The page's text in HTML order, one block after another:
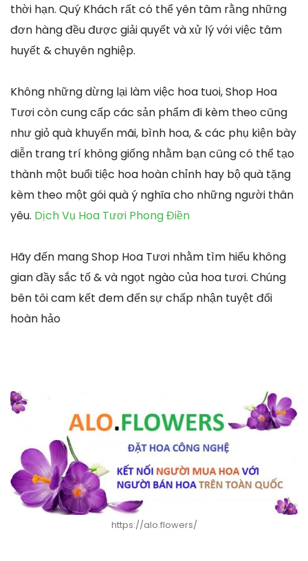
thời hạn. Quý Khách rất có thể yên tâm rằng những
đơn hàng đều được giải quyết và xử lý với việc tâm
huyết & chuyên nghiệp.
Không những dừng lại làm việc hoa tuoi, Shop Hoa
Tươi còn cung cấp các sản phẩm đi kèm theo cũng
như giỏ quà khuyến mãi, bình hoa, & các phụ kiện bày
diễn trang trí không giống nhằm bạn cũng có thể tạo
thành một buổi tiệc hoa hoàn chỉnh hay bộ quà tặng
kèm theo một gói quà ý nghĩa cho những người thân
yêu. Dịch Vụ Hoa Tươi Phong Điền
Hãy đến mang Shop Hoa Tươi nhằm tìm hiểu không
gian đầy sắc tố & và ngọt ngào của hoa tươi. Chúng
bên tôi cam kết đem đến sự chấp nhận tuyệt đối
hoàn hảo
https://alo.flowers/